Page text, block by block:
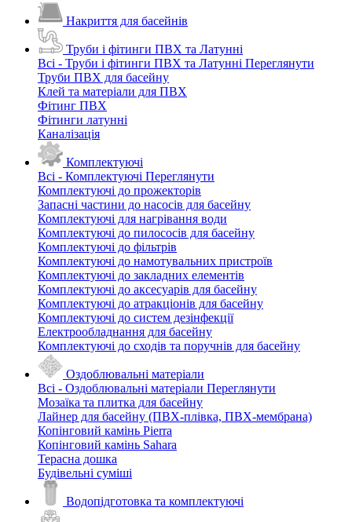
Накриття для басейнів
Труби і фітинги ПВХ та Латунні
Всі - Труби і фітинги ПВХ та Латунні Переглянути
Труби ПВХ для басейну
Клей та матеріали для ПВХ
Фітинг ПВХ
Фітинги латунні
Каналізація
Комплектуючі
Всі - Комплектуючі Переглянути
Комплектуючі до прожекторів
Запасні частини до насосів для басейну
Комплектуючі для нагрівання води
Комплектуючі до пилососів для басейну
Комплектуючі до фільтрів
Комплектуючі до намотувальних пристроїв
Комплектуючі до закладних елементів
Комплектуючі до аксесуарів для басейну
Комплектуючі до атракціонів для басейну
Комплектуючі до систем дезінфекції
Електрообладнання для басейну
Комплектуючі до сходів та поручнів для басейну
Оздоблювальні матеріали
Всі - Оздоблювальні матеріали Переглянути
Мозаїка та плитка для басейну
Лайнер для басейну (ПВХ-плівка, ПВХ-мембрана)
Копінговий камінь Pierra
Копінговий камінь Sahara
Терасна дошка
Будівельні суміші
Водопідготовка та комплектуючі